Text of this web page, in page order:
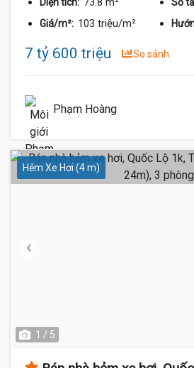
Giá/m²: 103 triệu/m²
7 tỷ 600 triệu So sánh
Phạm Hoàng
Hẻm Xe Hơi (4 m)
1 / 5